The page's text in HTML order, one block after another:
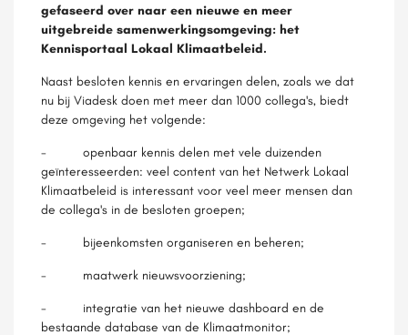
gefaseerd over naar een nieuwe en meer
uitgebreide samenwerking­somgeving: het
Kennisportaal Lokaal Klimaatbeleid.
Naast besloten kennis en ervaringen delen, zoals we dat
nu bij Viadesk doen met meer dan 1000 collega's, biedt
deze omgeving het volgende:
- openbaar kennis delen met vele duizenden
geïnteresseerden: veel content van het Netwerk Lokaal
Klimaatbeleid is interessant voor veel meer mensen dan
de collega's in de besloten groepen;
- bijeenkomsten organiseren en beheren;
- maatwerk nieuwsvoorziening;
- integratie van het nieuwe dashboard en de
bestaande database van de Klimaatmonitor;